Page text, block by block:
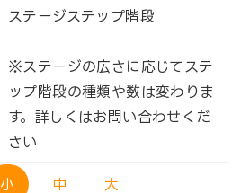
ステージステップ階段
※ステージの広さに応じてステ
ップ階段の種類や数は変わりま
す。詳しくはお問い合わせくだ
さい
小 中 大